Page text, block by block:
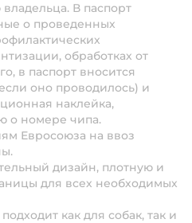
В паспорт
о проведенных
обработках от
в паспорт вносится
оно проводилось) и
наклейка,
о номере чипа.
Евросоюза на ввоз
дизайн, плотную и
для всех необходимых
как для собак, так и